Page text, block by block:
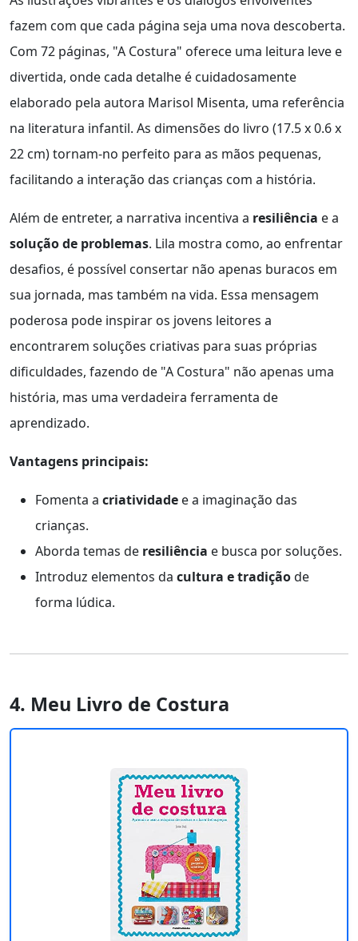
fazem com que cada página seja uma nova descoberta.
Com 72 páginas, "A Costura" oferece uma leitura leve e
divertida, onde cada detalhe é cuidadosamente
elaborado pela autora Marisol Misenta, uma referência
na literatura infantil. As dimensões do livro (17.5 x 0.6 x
22 cm) tornam-no perfeito para as mãos pequenas,
facilitando a interação das crianças com a história.
Além de entreter, a narrativa incentiva a resiliência e a
solução de problemas. Lila mostra como, ao enfrentar
desafios, é possível consertar não apenas buracos em
sua jornada, mas também na vida. Essa mensagem
poderosa pode inspirar os jovens leitores a
encontrarem soluções criativas para suas próprias
dificuldades, fazendo de "A Costura" não apenas uma
história, mas uma verdadeira ferramenta de
aprendizado.
Vantagens principais:
Fomenta a criatividade e a imaginação das
crianças.
Aborda temas de resiliência e busca por soluções.
Introduz elementos da cultura e tradiçãode
forma lúdica.
4. Meu Livro de Costura